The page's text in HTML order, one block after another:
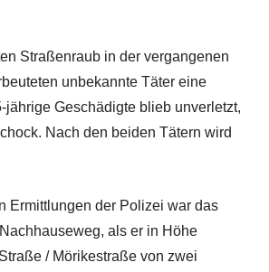
Straßenraub in der vergangenen
unbekannte Täter eine
jährige Geschädigte blieb unverletzt,
Nach den beiden Tätern wird
Ermittlungen der Polizei war das
als er in Höhe
/ Mörikestraße von zwei